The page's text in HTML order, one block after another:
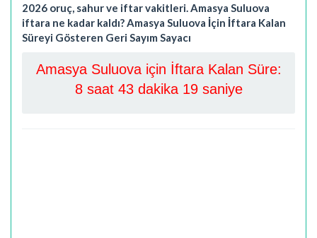
2026 oruç, sahur ve iftar vakitleri. Amasya Suluova
iftara ne kadar kaldı? Amasya Suluova İçin İftara Kalan
Süreyi Gösteren Geri Sayım Sayacı
Amasya Suluova için İftara Kalan Süre:
8 saat 43 dakika 18 saniye